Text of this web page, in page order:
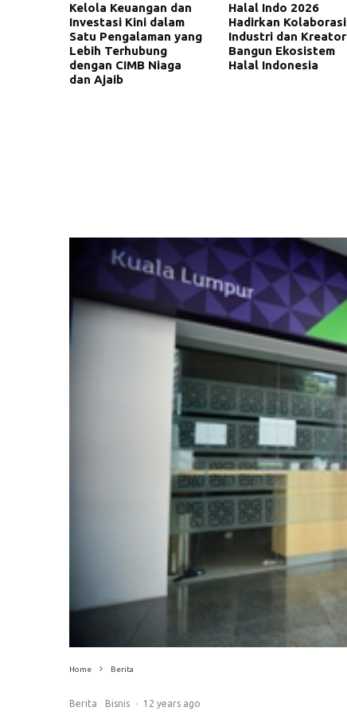
Kelola Keuangan dan
Investasi Kini dalam
Satu Pengalaman yang
Lebih Terhubung
dengan CIMB Niaga
dan Ajaib
Halal Indo 2026
Hadirkan Kolaborasi
Industri dan Kreator
Bangun Ekosistem
Halal Indonesia
Home Berita
Berita Bisnis · 12 years ago